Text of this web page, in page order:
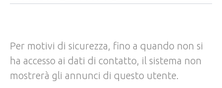
Per motivi di sicurezza, fino a quando non si
ha accesso ai dati di contatto, il sistema non
mostrerà gli annunci di questo utente.